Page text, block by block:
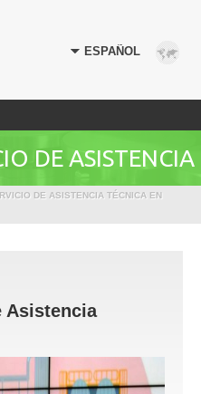
DE ASISTENCIA
DE ASISTENCIA TÉCNICA EN
Asistencia